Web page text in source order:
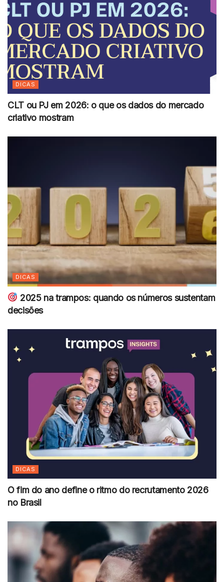
DICAS
CLT ou PJ em 2026: o que os dados do mercado
criativo mostram
DICAS
2025 na trampos: quando os números sustentam
decisões
DICAS
O fim do ano define o ritmo do recrutamento 2026
no Brasil